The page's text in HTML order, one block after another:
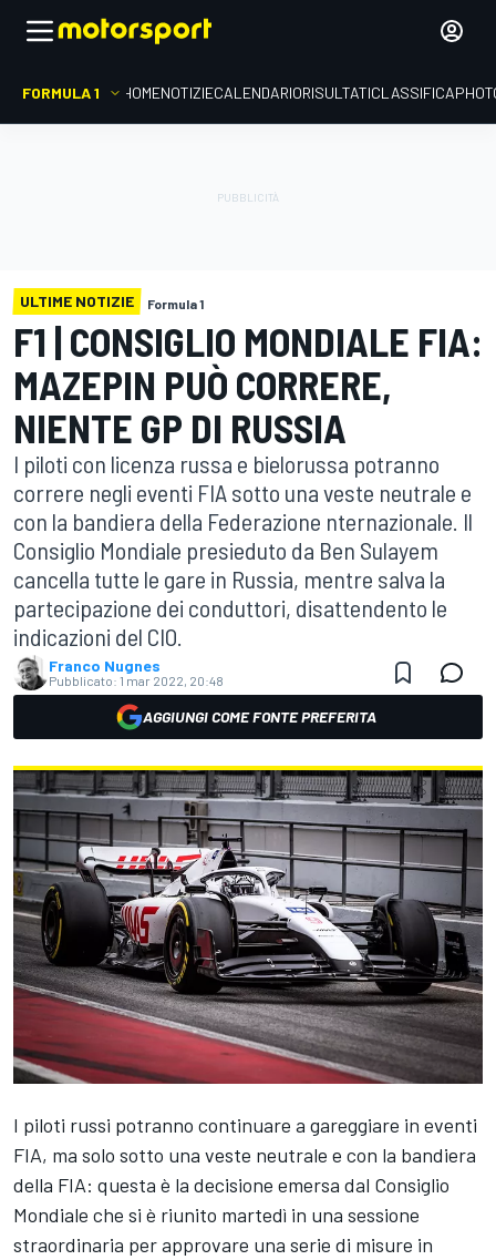
FORMULA 1 HOMENOTIZIECALENDARIORISULTATICLASSIFICA
ULTIME NOTIZIE Formula 1
F1 | CONSIGLIO MONDIALE FIA:
MAZEPIN PUÒ CORRERE,
NIENTE GP DI RUSSIA
I piloti con licenza russa e bielorussa potranno
correre negli eventi FIA sotto una veste neutrale e
con la bandiera della Federazione nternazionale. Il
Consiglio Mondiale presieduto da Ben Sulayem
cancella tutte le gare in Russia, mentre salva la
partecipazione dei conduttori, disattendento le
indicazioni del CIO.
Franco Nugnes
Pubblicato: 1 mar 2022, 20:48
AGGIUNGI COME FONTE PREFERITA
I piloti russi potranno continuare a gareggiare in eventi
FIA, ma solo sotto una veste neutrale e con la bandiera
della FIA: questa è la decisione emersa dal Consiglio
Mondiale che si è riunito martedì in una sessione
straordinaria per approvare una serie di misure in